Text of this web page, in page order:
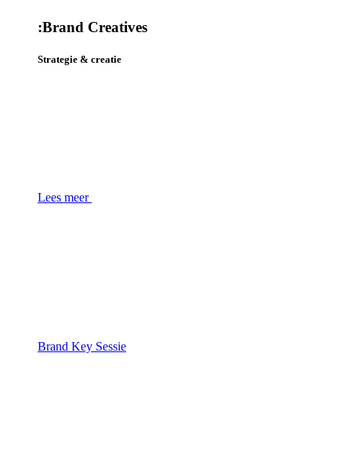
:Brand Creatives
Strategie & creatie
Lees meer
Brand Key Sessie